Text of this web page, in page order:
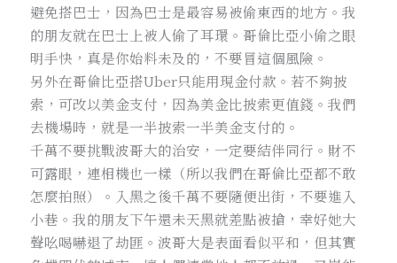
避免搭巴士，因為巴士是最容易被偷東西的地方。我
的朋友就在巴士上被人偷了耳環。哥倫比亞小偷之眼
明手快，真是你始料未及的，不要冒這個風險。
另外在哥倫比亞搭Uber只能用現金付款。若不夠披
索，可改以美金支付，因為美金比披索更值錢。我們
去機場時，就是一半披索一半美金支付的。
千萬不要挑戰波哥大的治安，一定要結伴同行。財不
可露眼，連相機也一樣（所以我們在哥倫比亞都不敢
怎麼拍照）。入黑之後千萬不要隨便出街，不要進入
小巷。我的朋友下午還未天黑就差點被搶，幸好她大
聲吆喝嚇退了劫匪。波哥大是表面看似平和，但其實